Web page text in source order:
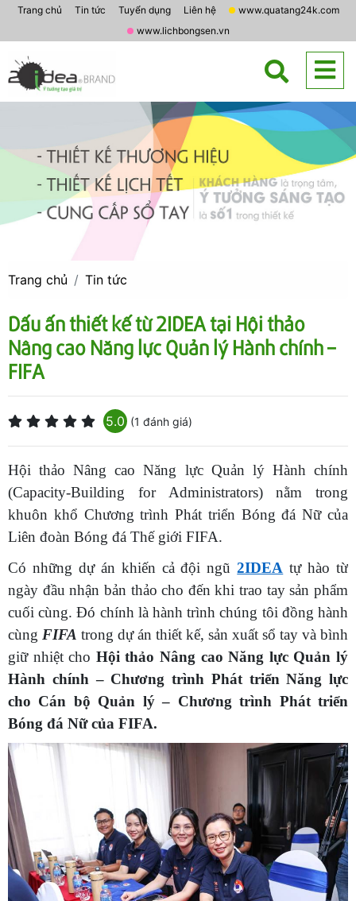
Trang chủ Tin tức Tuyển dụng Liên hệ
www.quatang24k.com
www.lichbongsen.vn
Trang chủ Tin tức
Dấu ấn thiết kế từ 2IDEA tại Hội thảo
Nâng cao Năng lực Quản lý Hành chính –
FIFA
5.0 (1 đánh giá)
Hội thảo Nâng cao Năng lực Quản lý Hành chính
(Capacity-Building for Administrators) nằm trong
khuôn khổ Chương trình Phát triển Bóng đá Nữ của
Liên đoàn Bóng đá Thế giới FIFA.
Có những dự án khiến cả đội ngũ2IDEA tự hào từ
ngày đầu nhận bản thảo cho đến khi trao tay sản phẩm
cuối cùng. Đó chính là hành trình chúng tôi đồng hành
cùng FIFA trong dự án thiết kế, sản xuất sổ tay và bình
giữ nhiệt cho Hội thảo Nâng cao Năng lực Quản lý
Hành chính – Chương trình Phát triển Năng lực
cho Cán bộ Quản lý – Chương trình Phát triển
Bóng đá Nữ của FIFA.